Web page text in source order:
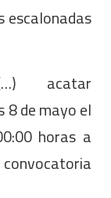
escalonadas
acatar
8 de mayo el
horas a